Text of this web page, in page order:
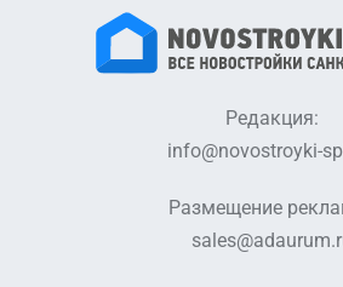
Редакция:
info@novostroyki-
Размещение